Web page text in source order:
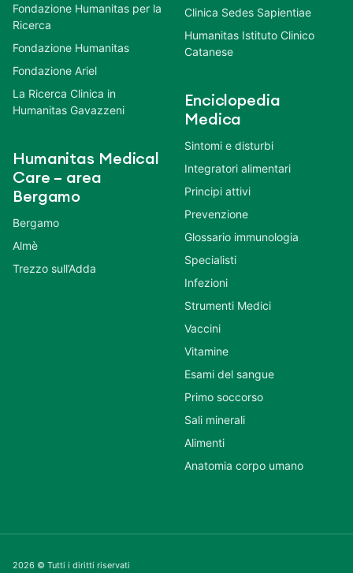
Fondazione Humanitas per la
Ricerca
Fondazione Humanitas
Fondazione Ariel
La Ricerca Clinica in
Humanitas Gavazzeni
Humanitas Medical
Care – area
Bergamo
Bergamo
Almè
Trezzo sull’Adda
Clinica Sedes Sapientiae
Humanitas Istituto Clinico
Catanese
Enciclopedia
Medica
Sintomi e disturbi
Integratori alimentari
Principi attivi
Prevenzione
Glossario immunologia
Specialisti
Infezioni
Strumenti Medici
Vaccini
Vitamine
Esami del sangue
Primo soccorso
Sali minerali
Alimenti
Anatomia corpo umano
2026 © Tutti i diritti riservati